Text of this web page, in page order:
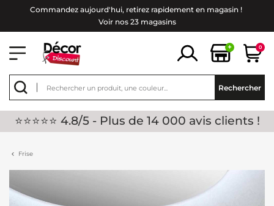
Commandez aujourd'hui, retirez rapidement en magasin !
Voir nos 23 magasins
+ 0
Rechercher
⭐⭐⭐⭐⭐ 4.8/5 - Plus de 14 000 avis clients !
Frise